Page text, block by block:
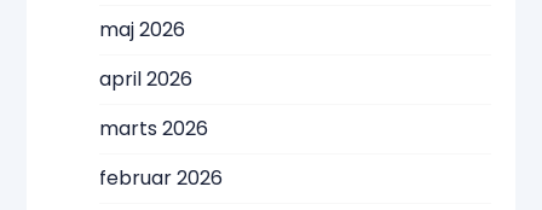
maj 2026
april 2026
marts 2026
februar 2026